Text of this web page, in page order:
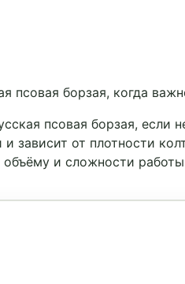
псовая борзая, когда
псовая борзая, если
зависит от плотности
и сложности